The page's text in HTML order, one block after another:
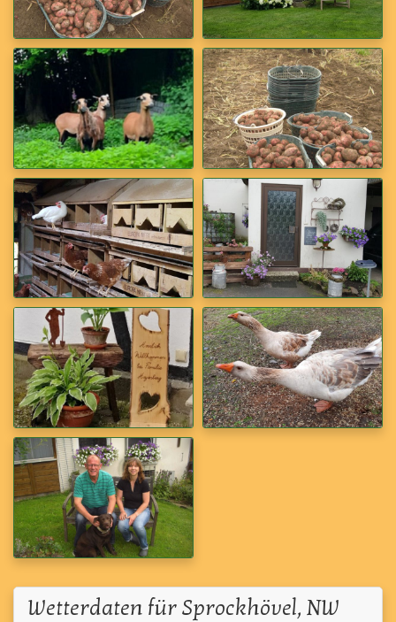
Wetterdaten für Sprockhövel, NW